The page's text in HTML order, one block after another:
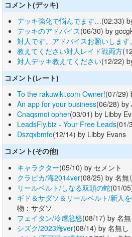
コメント(デッキ)
デッキ強化で悩んでます…(02:33)
デッキのアドバイス(06/30) by
対人です。アドバイスお願いします。
教えてください対人レイド戦両方
対人デッキ教えてください(12/22)
コメント(レート)
To the rakuwiki.com Owner!(07/29)
An app for your business(06/28) by
Cnaqsmoi opher(03/01) by Libby
LeadsFly.biz - Your Free Leads(01/
Dszqxbmfe(12/14) by Libby Evans
コメント(その他)
キャラクター(05/10) by セメント
クラピカ/海2014ver(08/25) by 名無
リールベルト/しなる双頭の蛇(01/
ギド＆サダソ＆リールベルト/新人
物：サダソ
フェイタン/冷虐忿怒(08/17) by 名無
シズク/2023海ver(08/14) by 名無し